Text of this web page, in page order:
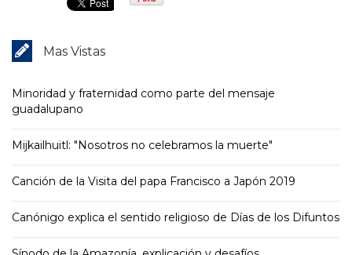
Mas Vistas
Minoridad y fraternidad como parte del mensaje
guadalupano
Mijkailhuitl: "Nosotros no celebramos la muerte"
Canción de la Visita del papa Francisco a Japón 2019
Canónigo explica el sentido religioso de Días de los Difuntos